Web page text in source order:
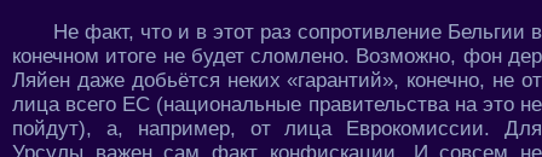
Не факт, что и в этот раз сопротивление Бельгии в
конечном итоге не будет сломлено. Возможно, фон дер
Ляйен даже добьётся неких «гарантий», конечно, не от
лица всего ЕС (национальные правительства на это не
пойдут), а, например, от лица Еврокомиссии. Для
Урсулы важен сам факт конфискации. И совсем не